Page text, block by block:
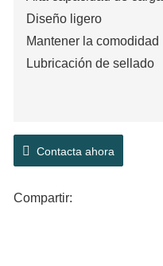
Diseño ligero
Mantener la comodidad
Lubricación de sellado
Contacta ahora
Compartir: